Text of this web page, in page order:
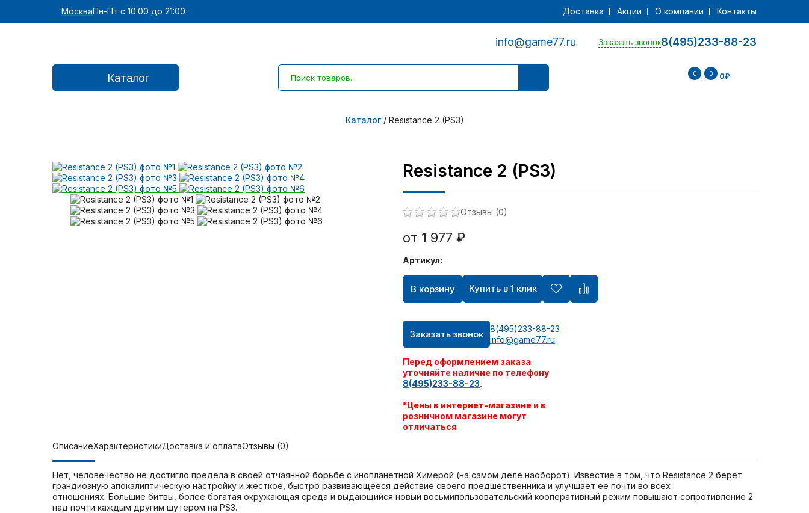
МоскваПн-Пт с 10:00 до 21:00 Доставка Акции О компании Контакты
info@game77.ru 8(495)233-88-23
Заказать звонок
Каталог 0 0 0₽
Каталог/ Resistance 2 (PS3)
Resistance 2 (PS3)
Отзывы (0)
от 1 977 ₽
Артикул:
В корзину Купить в 1 клик
Заказать звонок
8(495)233-88-23
info@game77.ru
Перед оформлением заказа
уточняйте наличие по телефону
8(495)233-88-23.
*Цены в интернет-магазине и в
розничном магазине могут
отличаться
ОписаниеХарактеристикиДоставка и оплатаОтзывы (0)
Нет, человечество не достигло предела в своей отчаянной борьбе с инопланетной Химерой (на самом деле наоборот). Известие в том, что Resistance 2 берет
грандиозную апокалиптическую настройку и жесткое, быстро развивающееся действие своего предшественника и улучшает ее почти во всех
отношениях. Большие битвы, более богатая окружающая среда и выдающийся новый восьмипользовательский кооперативный режим повышают сопротивление 2
над почти каждым другим шутером на PS3.